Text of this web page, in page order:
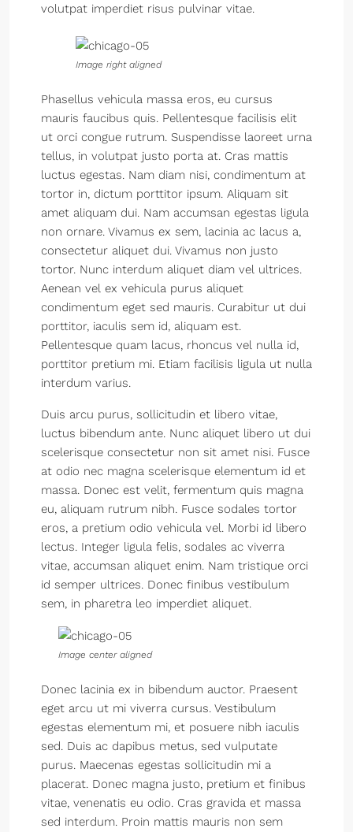
volutpat imperdiet risus pulvinar vitae.
Image right aligned
Phasellus vehicula massa eros, eu cursus
mauris faucibus quis. Pellentesque facilisis elit
ut orci congue rutrum. Suspendisse laoreet urna
tellus, in volutpat justo porta at. Cras mattis
luctus egestas. Nam diam nisi, condimentum at
tortor in, dictum porttitor ipsum. Aliquam sit
amet aliquam dui. Nam accumsan egestas ligula
non ornare. Vivamus ex sem, lacinia ac lacus a,
consectetur aliquet dui. Vivamus non justo
tortor. Nunc interdum aliquet diam vel ultrices.
Aenean vel ex vehicula purus aliquet
condimentum eget sed mauris. Curabitur ut dui
porttitor, iaculis sem id, aliquam est.
Pellentesque quam lacus, rhoncus vel nulla id,
porttitor pretium mi. Etiam facilisis ligula ut nulla
interdum varius.
Duis arcu purus, sollicitudin et libero vitae,
luctus bibendum ante. Nunc aliquet libero ut dui
scelerisque consectetur non sit amet nisi. Fusce
at odio nec magna scelerisque elementum id et
massa. Donec est velit, fermentum quis magna
eu, aliquam rutrum nibh. Fusce sodales tortor
eros, a pretium odio vehicula vel. Morbi id libero
lectus. Integer ligula felis, sodales ac viverra
vitae, accumsan aliquet enim. Nam tristique orci
id semper ultrices. Donec finibus vestibulum
sem, in pharetra leo imperdiet aliquet.
Image center aligned
Donec lacinia ex in bibendum auctor. Praesent
eget arcu ut mi viverra cursus. Vestibulum
egestas elementum mi, et posuere nibh iaculis
sed. Duis ac dapibus metus, sed vulputate
purus. Maecenas egestas sollicitudin mi a
placerat. Donec magna justo, pretium et finibus
vitae, venenatis eu odio. Cras gravida et massa
sed interdum. Proin mattis mauris non sem